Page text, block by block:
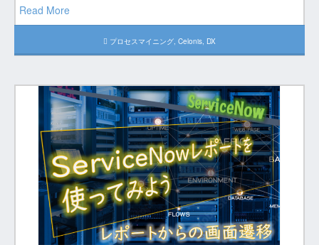
Read More
プロセスマイニング, Celonis, DX